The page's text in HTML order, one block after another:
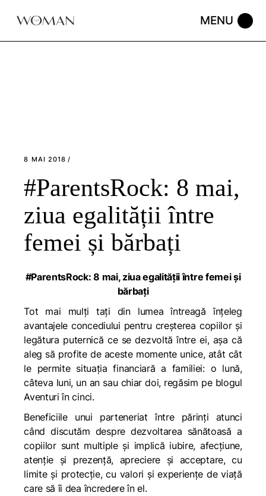
8 MAI 2018
#ParentsRock: 8 mai,
ziua egalității între
femei și bărbați
#ParentsRock: 8 mai, ziua egalității între femei și
bărbați
Tot mai mulți tați din lumea întreagă înțeleg
avantajele concediului pentru creșterea copiilor și
legătura puternică ce se dezvoltă între ei, așa că
aleg să profite de aceste momente unice, atât cât
le permite situația financiară a familiei: o lună,
câteva luni, un an sau chiar doi, regăsim pe blogul
Aventuri în cinci.
Beneficiile unui parteneriat între părinți atunci
când discutăm despre dezvoltarea sănătoasă a
copiilor sunt multiple și implică iubire, afecțiune,
atenție și prezență, apreciere și acceptare, cu
limite și protecție, cu valori și experiențe de viață
care să îi dea încredere în el.